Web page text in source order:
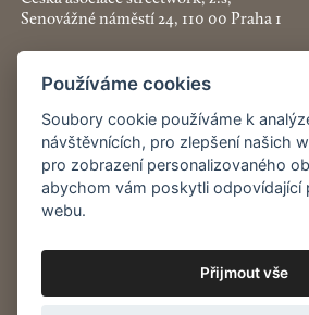
Senovážné náměstí 24, 110 00 Praha 1
+420 774 913 777
asociace@streetwork.cz
Nastavení cookies
Restartshop.cz
Pracenaulici.cz
Odběr
Používáme cookies
Soubory cookie používáme k
návštěvnících, pro zlepšení našich
pro zobrazení personalizovaného
abychom vám poskytli odpovídající
webu.
Přijmout vše